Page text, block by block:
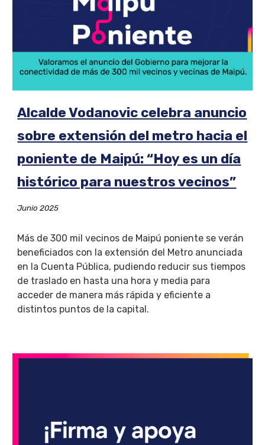
Alcalde Vodanovic celebra anuncio
sobre extensión del metro hacia el
poniente de Maipú: “Hoy es un día
histórico para nuestros vecinos”
Junio 2025
Más de 300 mil vecinos de Maipú poniente se verán
beneficiados con la extensión del Metro anunciada
en la Cuenta Pública, pudiendo reducir sus tiempos
de traslado en hasta una hora y media para
acceder de manera más rápida y eficiente a
distintos puntos de la capital.